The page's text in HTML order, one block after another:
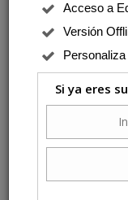
Acceso a
Versión
Si ya eres
escrúpulos en pasar
Reportajes | Domingo 12
La anarquía
''La oposición necesita
pero solo encuentra